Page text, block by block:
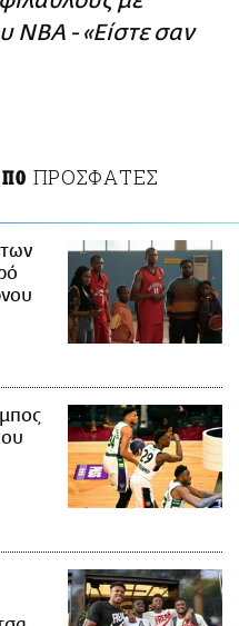
NBA - «Είστε σαν
ΠΡΟΣΦΑΤΕΣ